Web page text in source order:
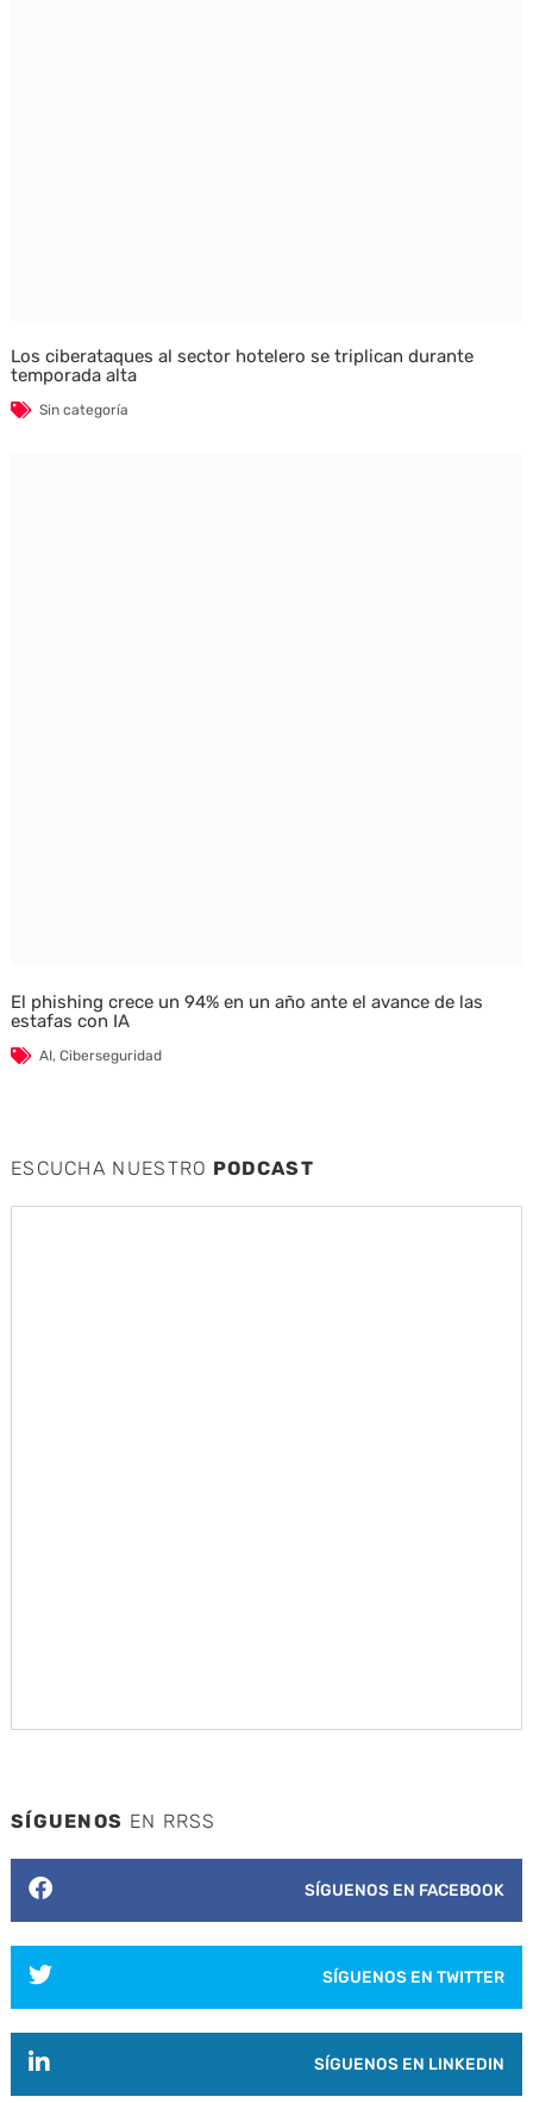
Los ciberataques al sector hotelero se triplican durante
temporada alta
Sin categoría
El phishing crece un 94% en un año ante el avance de las
estafas con IA
AI, Ciberseguridad
ESCUCHA NUESTRO PODCAST
SÍGUENOS EN RRSS
SÍGUENOS EN FACEBOOK
SÍGUENOS EN TWITTER
SÍGUENOS EN LINKEDIN